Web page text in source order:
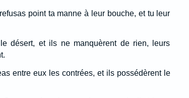
point ta manne à leur bouche, et tu leur
désert, et ils ne manquèrent de rien, leurs
entre eux les contrées, et ils possédèrent le